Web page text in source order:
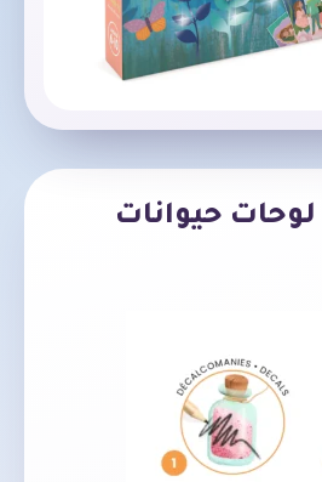
لوحات حيوانات